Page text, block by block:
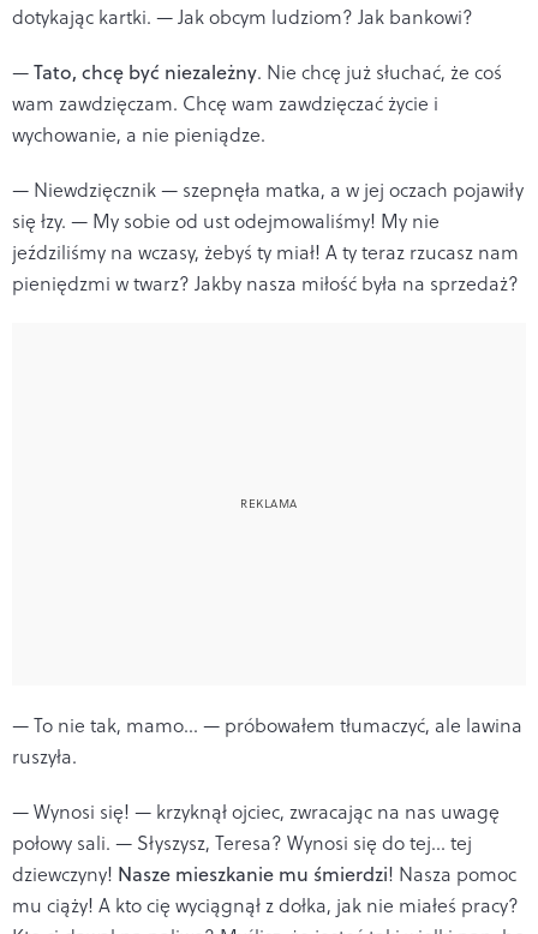
dotykając kartki. — Jak obcym ludziom? Jak bankowi?
—Tato, chcę być niezależny. Nie chcę już słuchać, że coś
wam zawdzięczam. Chcę wam zawdzięczać życie i
wychowanie, a nie pieniądze.
— Niewdzięcznik — szepnęła matka, a w jej oczach pojawiły
się łzy. — My sobie od ust odejmowaliśmy! My nie
jeździliśmy na wczasy, żebyś ty miał! A ty teraz rzucasz nam
pieniędzmi w twarz? Jakby nasza miłość była na sprzedaż?
— To nie tak, mamo… — próbowałem tłumaczyć, ale lawina
ruszyła.
— Wynosi się! — krzyknął ojciec, zwracając na nas uwagę
połowy sali. — Słyszysz, Teresa? Wynosi się do tej… tej
dziewczyny! Nasze mieszkanie mu śmierdzi! Nasza pomoc
mu ciąży! A kto cię wyciągnął z dołka, jak nie miałeś pracy?